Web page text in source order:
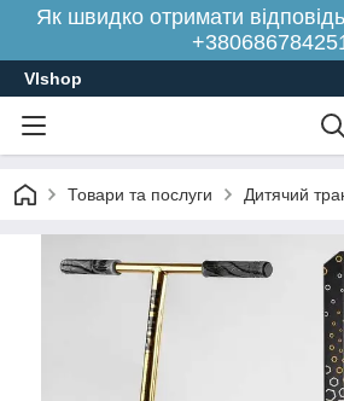
Як швидко отримати
Vlshop
Товари та послуги Дитячий